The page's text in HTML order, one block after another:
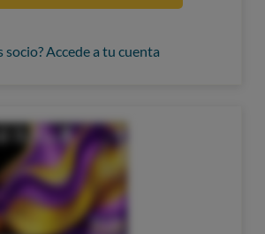
socio? Accede a tu cuenta